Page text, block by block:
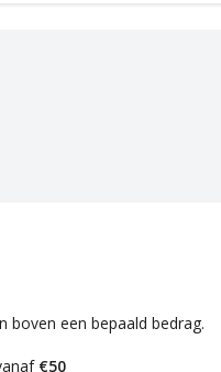
boven een bepaald bedrag.
€50